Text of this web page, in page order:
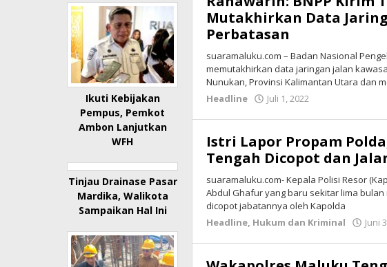
Ikuti Kebijakan
Pempus, Pemkot
Ambon Lanjutkan
WFH
Tinjau Drainase Pasar
Mardika, Walikota
Sampaikan Hal Ini
Mutakhirkan Data
Perbatasan
suaramaluku.com – Badan Nasional
memutakhirkan data jaringan jalan
Nunukan, Provinsi Kalimantan Utara dan
Headline
Juli 1, 2022
Istri Lapor Propam
Tengah Dicopot dan
suaramaluku.com- Kepala Polisi Resor
Abdul Ghafur yang baru sekitar lima
dicopot jabatannya oleh Kapolda
Headline, Hukum dan Kriminal Juni